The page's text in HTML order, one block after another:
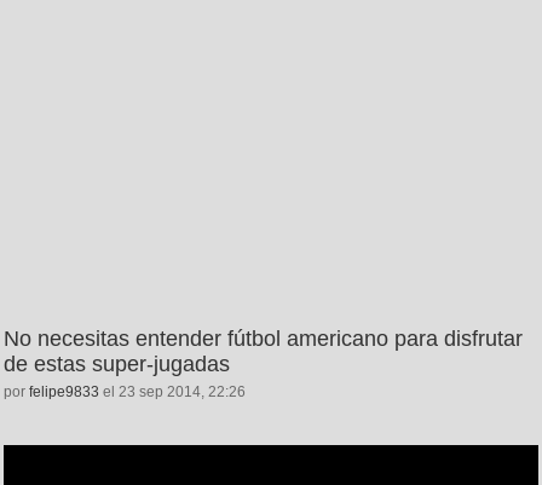
No necesitas entender fútbol americano para disfrutar
de estas super-jugadas
por felipe9833 el 23 sep 2014, 22:26